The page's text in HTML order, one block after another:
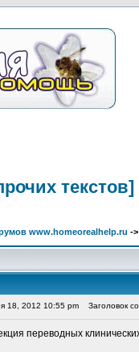
текстов]
www.homeorealhelp.ru -
18, 2012 10:55 pm Заголовок
переводных